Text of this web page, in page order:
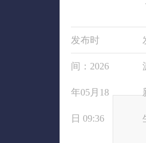
发布时
间：2026
年05月18
日 09:36